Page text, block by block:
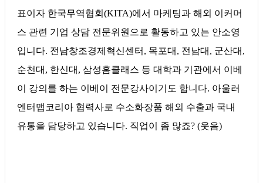
표이자 한국무역협회(KITA)에서 마케팅과 해외 이커머
스 관련 기업 상담 전문위원으로 활동하고 있는 안소영
입니다. 전남창조경제혁신센터, 목포대, 전남대, 군산대,
순천대, 한신대, 삼성홈클래스 등 대학과 기관에서 이베
이 강의를 하는 이베이 전문강사이기도 합니다. 아울러
엔터맵코리아 협력사로 수소화장품 해외 수출과 국내
유통을 담당하고 있습니다. 직업이 좀 많죠? (웃음)